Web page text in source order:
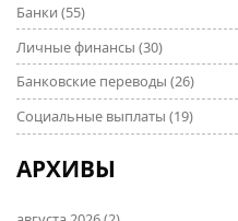
Банки (55)
Личные финансы (30)
Банковские переводы (26)
Социальные выплаты (19)
АРХИВЫ